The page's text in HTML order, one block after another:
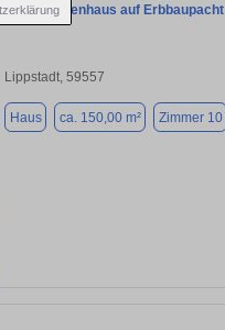
Mehrfamilienhaus auf Erbbaupacht
Lippstadt, 59557
Haus ca. 150,00 m² Zimmer 10